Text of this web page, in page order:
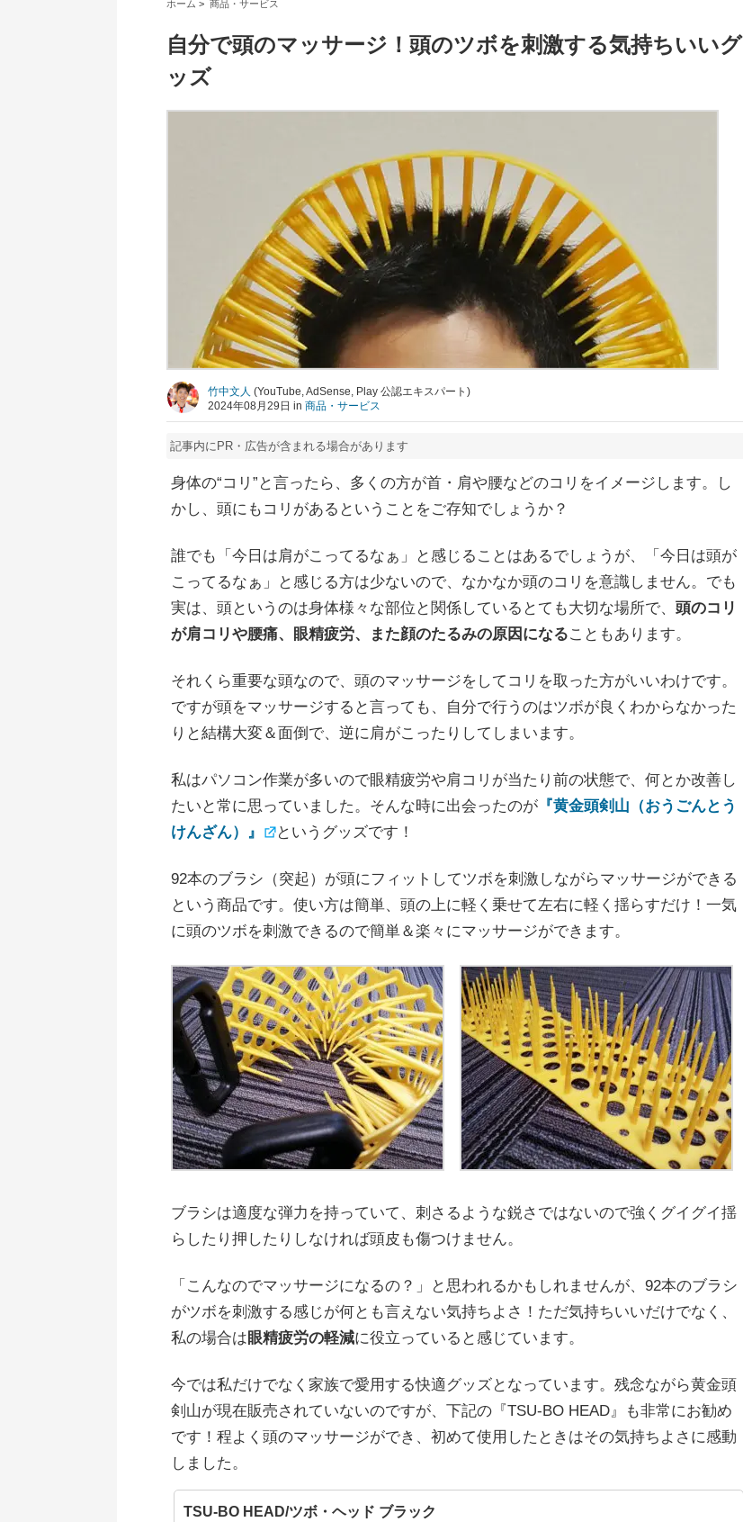
ホーム > 商品・サービス
自分で頭のマッサージ！頭のツボを刺激する気持ちいいグ
ッズ
竹中文人 (YouTube, AdSense, Play 公認エキスパート)
2024年08月29日 in 商品・サービス
記事内にPR・広告が含まれる場合があります
身体の“コリ”と言ったら、多くの方が首・肩や腰などのコリをイメージします。し
かし、頭にもコリがあるということをご存知でしょうか？
誰でも「今日は肩がこってるなぁ」と感じることはあるでしょうが、「今日は頭が
こってるなぁ」と感じる方は少ないので、なかなか頭のコリを意識しません。でも
実は、頭というのは身体様々な部位と関係しているとても大切な場所で、 頭のコリ
が肩コリや腰痛、眼精疲労、また顔のたるみの原因になることもあります。
それくら重要な頭なので、頭のマッサージをしてコリを取った方がいいわけです。
ですが頭をマッサージすると言っても、自分で行うのはツボが良くわからなかった
りと結構大変＆面倒で、逆に肩がこったりしてしまいます。
私はパソコン作業が多いので眼精疲労や肩コリが当たり前の状態で、何とか改善し
たいと常に思っていました。そんな時に出会ったのが『黄金頭剣山（おうごんとう
けんざん）』
というグッズです！
92本のブラシ（突起）が頭にフィットしてツボを刺激しながらマッサージができる
という商品です。使い方は簡単、頭の上に軽く乗せて左右に軽く揺らすだけ！一気
に頭のツボを刺激できるので簡単＆楽々にマッサージができます。
ブラシは適度な弾力を持っていて、刺さるような鋭さではないので強くグイグイ揺
らしたり押したりしなければ頭皮も傷つけません。
「こんなのでマッサージになるの？」と思われるかもしれませんが、92本のブラシ
がツボを刺激する感じが何とも言えない気持ちよさ！ただ気持ちいいだけでなく、
私の場合は眼精疲労の軽減に役立っていると感じています。
今では私だけでなく家族で愛用する快適グッズとなっています。残念ながら黄金頭
剣山が現在販売されていないのですが、下記の『TSU-BO HEAD』も非常にお勧め
です！程よく頭のマッサージができ、初めて使用したときはその気持ちよさに感動
しました。
TSU-BO HEAD/ツボ・ヘッド ブラック